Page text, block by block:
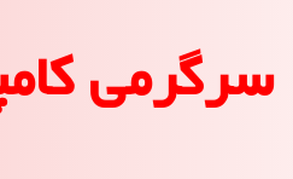
سرگرمی